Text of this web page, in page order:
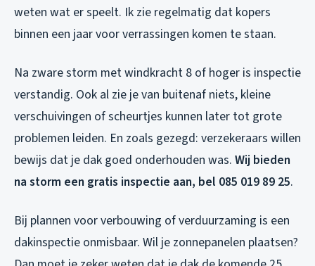
weten wat er speelt. Ik zie regelmatig dat kopers
binnen een jaar voor verrassingen komen te staan.
Na zware storm met windkracht 8 of hoger is inspectie
verstandig. Ook al zie je van buitenaf niets, kleine
verschuivingen of scheurtjes kunnen later tot grote
problemen leiden. En zoals gezegd: verzekeraars willen
bewijs dat je dak goed onderhouden was. Wij bieden
na storm een gratis inspectie aan, bel 085 019 89 25.
Bij plannen voor verbouwing of verduurzaming is een
dakinspectie onmisbaar. Wil je zonnepanelen plaatsen?